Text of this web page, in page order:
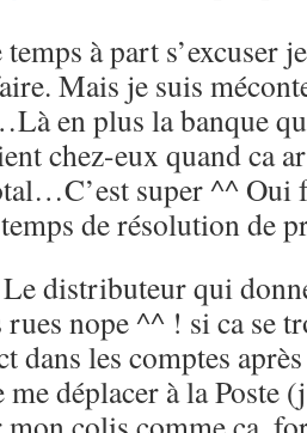
à part s’excuser
Mais je suis
en plus la banque
chez-eux quand ca
super ^^ Oui
de résolution de
distributeur qui
nope ^^ ! si ca se
dans les comptes
me déplacer à la Poste